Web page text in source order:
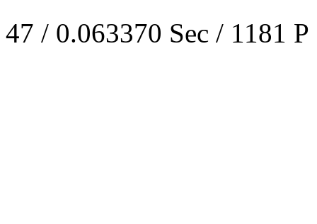
47 / 0.063370 Sec / 1181